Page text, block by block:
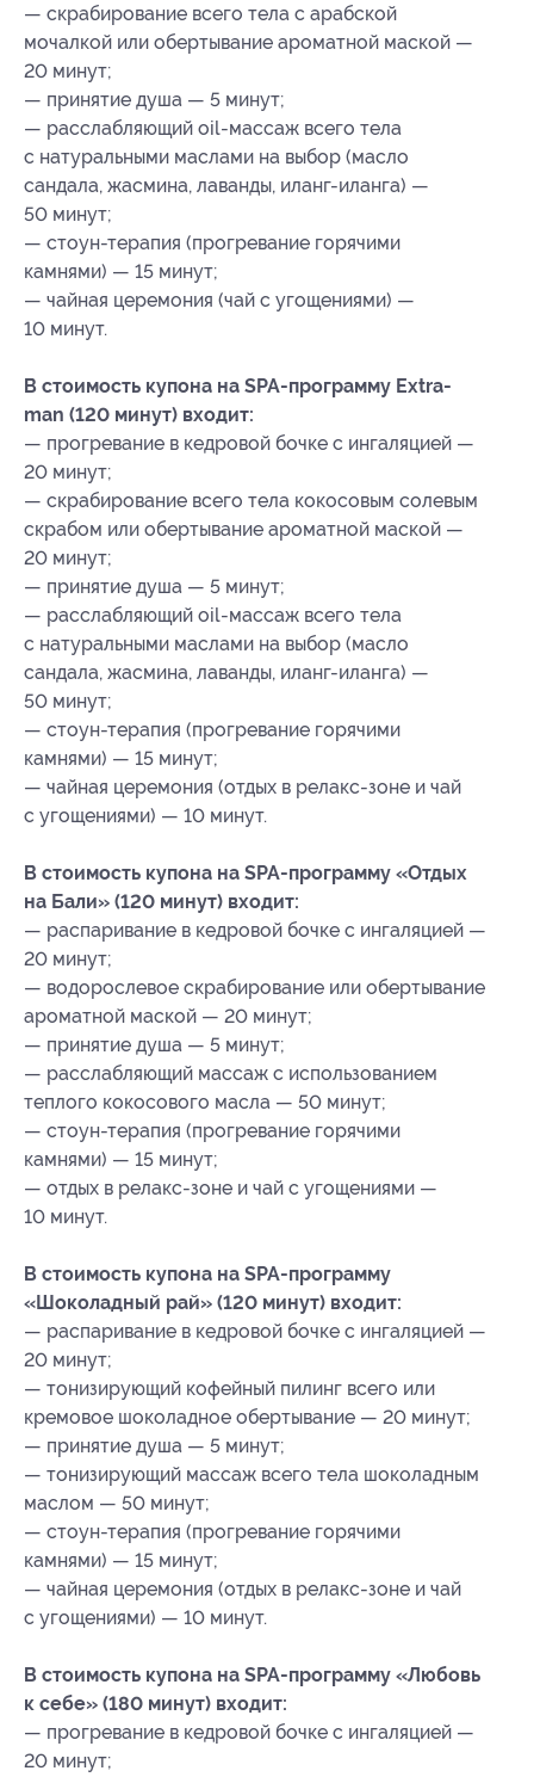
— скрабирование всего тела с арабской
мочалкой или обертывание ароматной маской —
20 минут;
— принятие душа — 5 минут;
— расслабляющий оil-массаж всего тела
с натуральными маслами на выбор (масло
сандала, жасмина, лаванды, иланг-иланга) —
50 минут;
— стоун-терапия (прогревание горячими
камнями) — 15 минут;
— чайная церемония (чай с угощениями) —
10 минут.
В стоимость купона на SPA-программу Extra-
man (120 минут) входит:
— прогревание в кедровой бочке с ингаляцией —
20 минут;
— скрабирование всего тела кокосовым солевым
скрабом или обертывание ароматной маской —
20 минут;
— принятие душа — 5 минут;
— расслабляющий оil-массаж всего тела
с натуральными маслами на выбор (масло
сандала, жасмина, лаванды, иланг-иланга) —
50 минут;
— стоун-терапия (прогревание горячими
камнями) — 15 минут;
— чайная церемония (отдых в релакс-зоне и чай
с угощениями) — 10 минут.
В стоимость купона на SPA-программу «Отдых
на Бали» (120 минут) входит:
— распаривание в кедровой бочке с ингаляцией —
20 минут;
— водорослевое скрабирование или обертывание
ароматной маской — 20 минут;
— принятие душа — 5 минут;
— расслабляющий массаж с использованием
теплого кокосового масла — 50 минут;
— стоун-терапия (прогревание горячими
камнями) — 15 минут;
— отдых в релакс-зоне и чай с угощениями —
10 минут.
В стоимость купона на SPA-программу
«Шоколадный рай» (120 минут) входит:
— распаривание в кедровой бочке с ингаляцией —
20 минут;
— тонизирующий кофейный пилинг всего или
кремовое шоколадное обертывание — 20 минут;
— принятие душа — 5 минут;
— тонизирующий массаж всего тела шоколадным
маслом — 50 минут;
— стоун-терапия (прогревание горячими
камнями) — 15 минут;
— чайная церемония (отдых в релакс-зоне и чай
с угощениями) — 10 минут.
В стоимость купона на SPA-программу «Любовь
к себе» (180 минут) входит:
— прогревание в кедровой бочке с ингаляцией —
20 минут;